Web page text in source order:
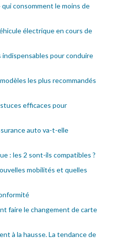
consomment le moins de
électrique en cours de
pour conduire
les plus recommandés
efficaces pour
auto va-t-elle
: les 2 sont-ils compatibles ?
mobilités et quelles
faire le changement de carte
à la hausse. La tendance de